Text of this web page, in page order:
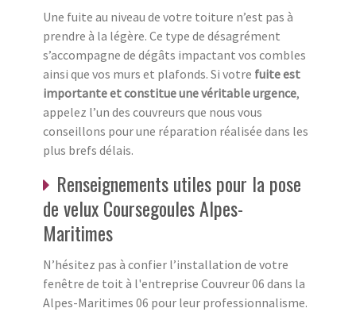
Une fuite au niveau de votre toiture n’est pas à
prendre à la légère. Ce type de désagrément
s’accompagne de dégâts impactant vos combles
ainsi que vos murs et plafonds. Si votre fuite est
importante et constitue une véritable urgence,
appelez l’un des couvreurs que nous vous
conseillons pour une réparation réalisée dans les
plus brefs délais.
Renseignements utiles pour la pose
de velux Coursegoules Alpes-
Maritimes
N’hésitez pas à confier l’installation de votre
fenêtre de toit à l'entreprise Couvreur 06 dans la
Alpes-Maritimes 06 pour leur professionnalisme.